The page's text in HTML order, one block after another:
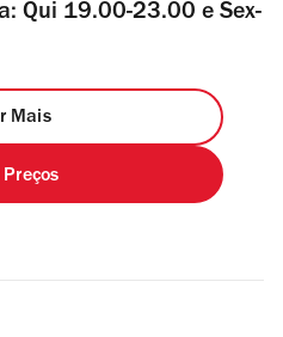
Qui 19.00-23.00 e Sex-
Mais
Preços